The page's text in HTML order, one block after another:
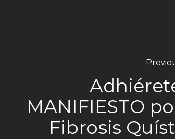
MANIFIESTO
Fibrosis